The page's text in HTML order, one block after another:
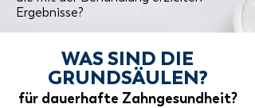
Ergebnisse?
WAS SIND DIE
GRUNDSÄULEN?
für dauerhafte Zahngesundheit?